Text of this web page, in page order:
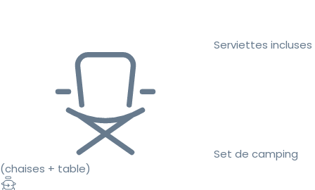
Serviettes incluses
Set de camping
(chaises + table)